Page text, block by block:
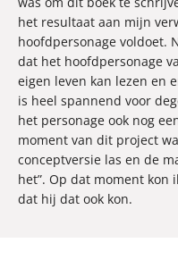
het resultaat aan mijn
hoofdpersonage voldoet.
dat het hoofdpersonage
eigen leven kan lezen en
is heel spannend voor
het personage ook nog
moment van dit project
conceptversie las en de
het”. Op dat moment kon
dat hij dat ook kon.